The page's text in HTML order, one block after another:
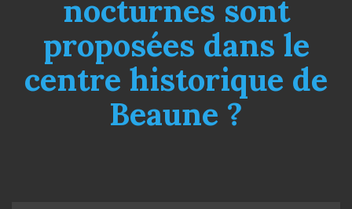
nocturnes sont
proposées dans le
centre historique de
Beaune ?